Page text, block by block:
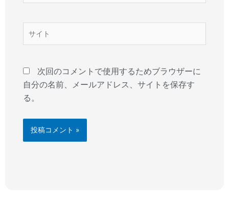
*
次回のコメントで使用するためブラウザーに
自分の名前、メールアドレス、サイトを保存す
る。